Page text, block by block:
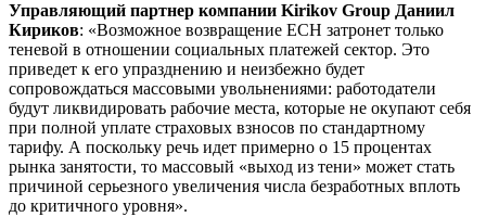
Управляющий партнер компании Kirikov Group Даниил
Кириков: «Возможное возвращение ЕСН затронет только
теневой в отношении социальных платежей сектор. Это
приведет к его упразднению и неизбежно будет
сопровождаться массовыми увольнениями: работодатели
будут ликвидировать рабочие места, которые не окупают себя
при полной уплате страховых взносов по стандартному
тарифу. А поскольку речь идет примерно о 15 процентах
рынка занятости, то массовый «выход из тени» может стать
причиной серьезного увеличения числа безработных вплоть
до критичного уровня».